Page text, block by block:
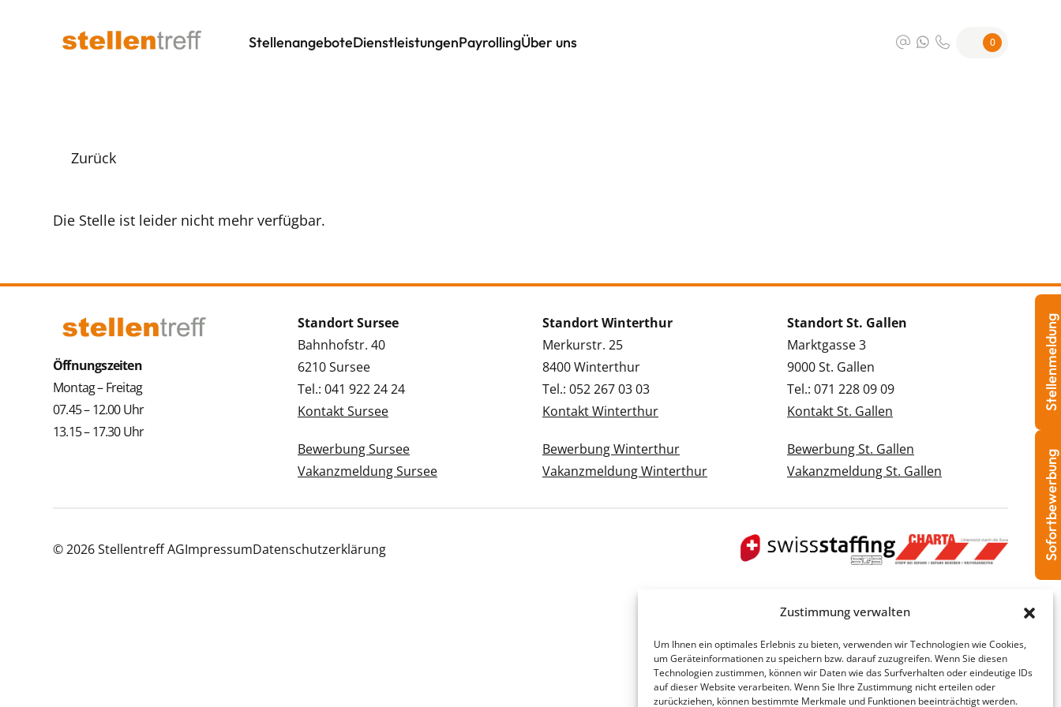
Zustimmung verwalten
Um Ihnen ein optimales Erlebnis zu bieten, verwenden wir Technologien wie Cookies,
um Geräteinformationen zu speichern bzw. darauf zuzugreifen. Wenn Sie diesen
Technologien zustimmen, können wir Daten wie das Surfverhalten oder eindeutige IDs
auf dieser Website verarbeiten. Wenn Sie Ihre Zustimmung nicht erteilen oder
zurückziehen, können bestimmte Merkmale und Funktionen beeinträchtigt werden.
StellenangeboteDienstleistungenPayrollingÜber uns 0
Zurück
Die Stelle ist leider nicht mehr verfügbar.
Öffnungszeiten
Montag – Freitag
07.45 – 12.00 Uhr
13.15 – 17.30 Uhr
Standort Sursee
Bahnhofstr. 40
6210 Sursee
Tel.: 041 922 24 24
Kontakt Sursee
Bewerbung Sursee
Vakanzmeldung Sursee
Standort Winterthur
Merkurstr. 25
8400 Winterthur
Tel.: 052 267 03 03
Kontakt Winterthur
Bewerbung Winterthur
Vakanzmeldung Winterthur
Standort St. Gallen
Marktgasse 3
9000 St. Gallen
Tel.: 071 228 09 09
Kontakt St. Gallen
Bewerbung St. Gallen
Vakanzmeldung St. Gallen
© 2026 Stellentreff AGImpressumDatenschutzerklärung Sofortbewerbung
Stellenmeldung